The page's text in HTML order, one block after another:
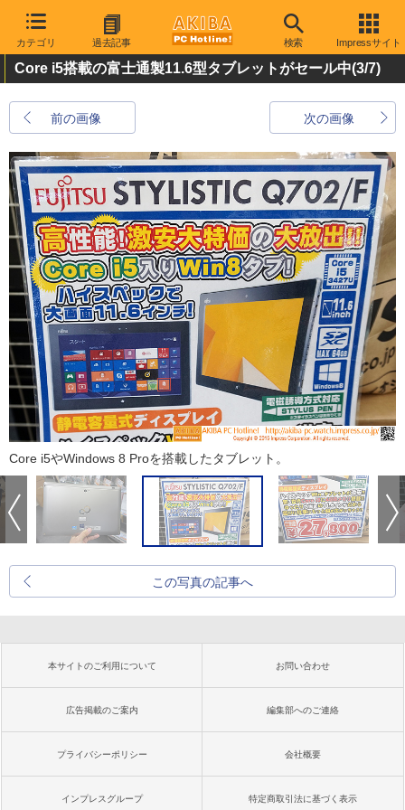
カテゴリ 過去記事 検索 Impressサイト
Core i5搭載の富士通製11.6型タブレットがセール中(3/7)
前の画像 次の画像
Core i5やWindows 8 Proを搭載したタブレット。
この写真の記事へ
本サイトのご利用について お問い合わせ
広告掲載のご案内 編集部へのご連絡
プライバシーポリシー 会社概要
インプレスグループ 特定商取引法に基づく表示